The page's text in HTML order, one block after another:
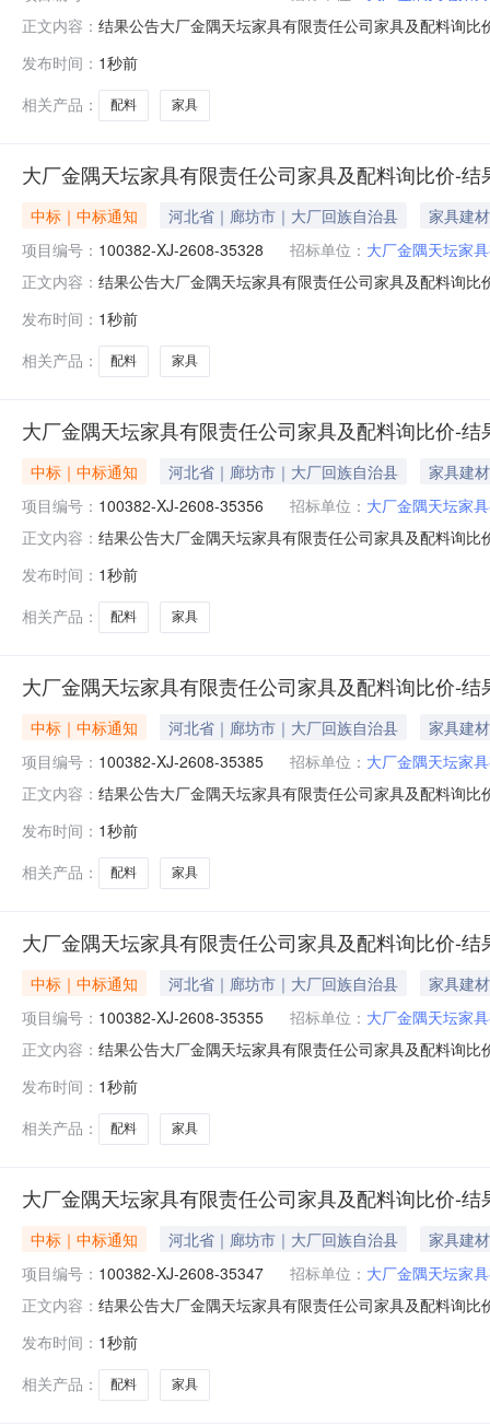
正文内容： 结果公告大厂金隅天坛家具有限责任公司家具及配料询
纺织有限公司请中选单位与本公司联系，办理合同签订
发布时间： 1秒前
相关产品：
配料 家具
大厂金隅天坛家具有限责任公司家具及配料询比价-结
中标｜中标通知 河北省｜廊坊市｜大厂回族自治县
家具建材
项目编号： 100382-XJ-2608-35328 招标单位： 大厂金隅天坛家
正文内容： 结果公告大厂金隅天坛家具有限责任公司家具及配料询
星徽装饰材料有限公司请中选单位与本公司联系，办理
发布时间： 1秒前
相关产品：
配料 家具
大厂金隅天坛家具有限责任公司家具及配料询比价-结
中标｜中标通知 河北省｜廊坊市｜大厂回族自治县
家具建材
项目编号： 100382-XJ-2608-35356 招标单位： 大厂金隅天坛家
正文内容： 结果公告大厂金隅天坛家具有限责任公司家具及配料询
（廊坊）环保科技有限公司请中选单位与本公司联系，
发布时间： 1秒前
相关产品：
配料 家具
大厂金隅天坛家具有限责任公司家具及配料询比价-结
中标｜中标通知 河北省｜廊坊市｜大厂回族自治县
家具建材
项目编号： 100382-XJ-2608-35385 招标单位： 大厂金隅天坛家
正文内容： 结果公告大厂金隅天坛家具有限责任公司家具及配料询
凯五金家具有限公司请中选单位与本公司联系，办理合
发布时间： 1秒前
相关产品：
配料 家具
大厂金隅天坛家具有限责任公司家具及配料询比价-结
中标｜中标通知 河北省｜廊坊市｜大厂回族自治县
家具建材
项目编号： 100382-XJ-2608-35355 招标单位： 大厂金隅天坛家
正文内容： 结果公告大厂金隅天坛家具有限责任公司家具及配料询
鸟格纺织有限公司请中选单位与本公司联系，办理合同
发布时间： 1秒前
相关产品：
配料 家具
大厂金隅天坛家具有限责任公司家具及配料询比价-结
中标｜中标通知 河北省｜廊坊市｜大厂回族自治县
家具建材
项目编号： 100382-XJ-2608-35347 招标单位： 大厂金隅天坛家
正文内容： 结果公告大厂金隅天坛家具有限责任公司家具及配料询
优品五金科技有限公司请中选单位与本公司联系，办理
发布时间： 1秒前
相关产品：
配料 家具